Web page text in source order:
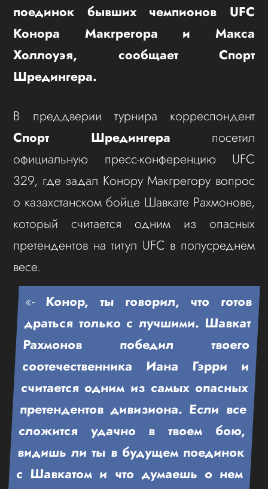
поединок бывших чемпионов UFC
Конора Макгрегора и Макса
Холлоуэя, сообщает Спорт
Шредингера.
В преддверии турнира корреспондент
Спорт Шредингера посетил
официальную пресс-конференцию UFC
329, где задал Конору Макгрегору вопрос
о казахстанском бойце Шавкате Рахмонове,
который считается одним из опасных
претендентов на титул UFC в полусреднем
весе.
«-Конор, ты говорил, что готов
драться только с лучшими. Шавкат
Рахмонов победил твоего
соотечественника Иана Гэрри и
считается одним из самых опасных
претендентов дивизиона. Если все
сложится удачно в твоем бою,
видишь ли ты в будущем поединок
с Шавкатом и что думаешь о нем